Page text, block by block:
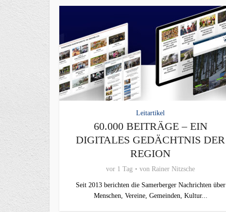
Leitartikel
60.000 BEITRÄGE – EIN
DIGITALES GEDÄCHTNIS DER
REGION
vor 1 Tag von Rainer Nitzsche
Seit 2013 berichten die Samerberger Nachrichten über
Menschen, Vereine, Gemeinden, Kultur...